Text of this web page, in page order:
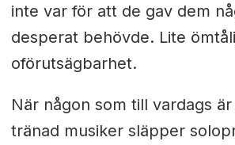
inte var för att de gav dem
desperat behövde. Lite
oförutsägbarhet.
När någon som till vardags
tränad musiker släpper